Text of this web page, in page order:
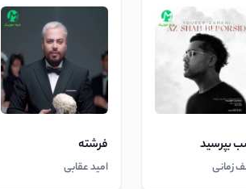
بپرسید
زمانی
فرشته
امید عقابی